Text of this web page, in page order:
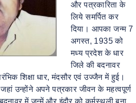
और पत्रकारिता के
लिये समर्पित कर
दिया। आपका जन्म 7
अगस्त, 1935 को
मध्य प्रदेश के धार
जिले की बदनावर
शिक्षा धार, मंदसौर एवं उज्जैन में हुई।
उन्होंने अपने पत्रकार जीवन के महत्वपूर्ण